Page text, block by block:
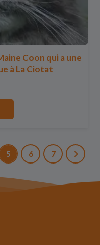
Coon qui a une
à La Ciotat
5 6 7